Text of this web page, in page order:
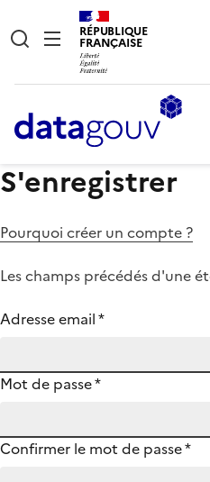
RÉPUBLIQUE
FRANÇAISE
S'enregistrer
Pourquoi créer un compte ?
Les champs précédés d'une
Adresse email*
Mot de passe*
Confirmer le mot de passe*